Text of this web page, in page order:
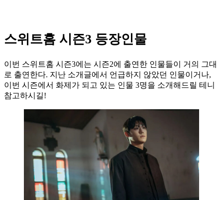
스위트홈 시즌3 등장인물
이번 스위트홈 시즌3에는 시즌2에 출연한 인물들이 거의 그대
로 출연한다. 지난 소개글에서 언급하지 않았던 인물이거나,
이번 시즌에서 화제가 되고 있는 인물 3명을 소개해드릴 테니
참고하시길!